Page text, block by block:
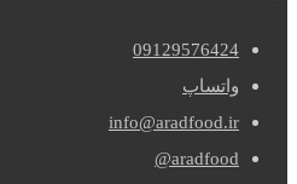
09129576424
واتساپ
info@aradfood.ir
aradfood@